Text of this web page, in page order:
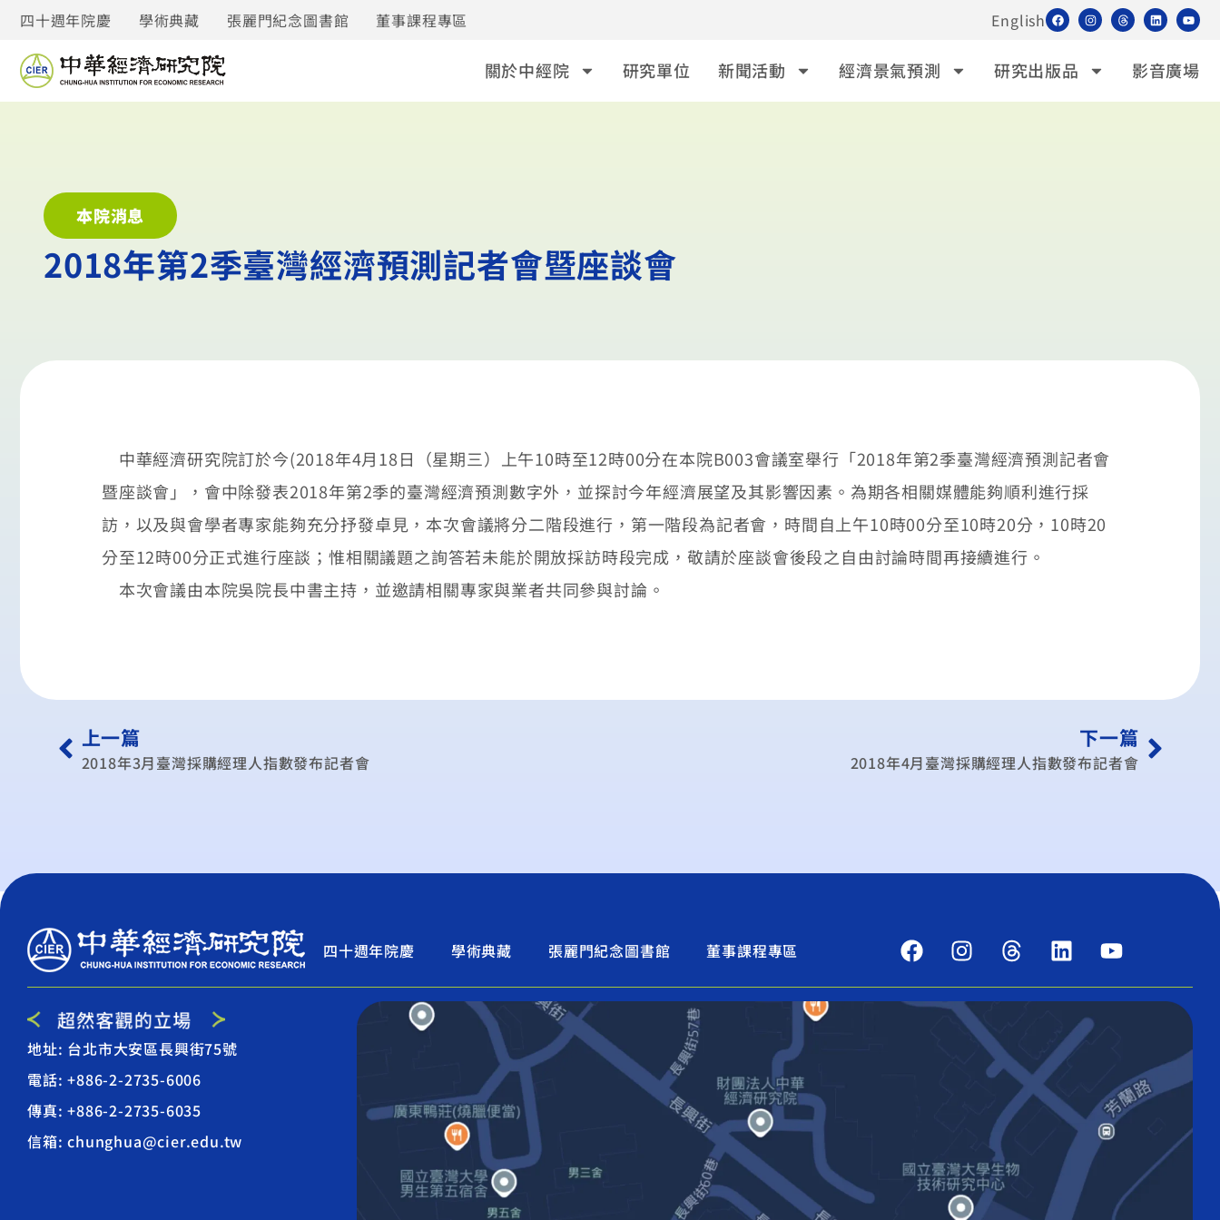
四十週年院慶 學術典藏 張麗門紀念圖書館 董事課程專區 English
關於中經院 研究單位 新聞活動 經濟景氣預測 研究出版品 影音廣場
本院消息
2018年第2季臺灣經濟預測記者會暨座談會
中華經濟研究院訂於今(2018年4月18日（星期三）上午10時至12時00分在本院B003會議室舉行「2018年第2季臺灣經濟預測記者會
暨座談會」，會中除發表2018年第2季的臺灣經濟預測數字外，並探討今年經濟展望及其影響因素。為期各相關媒體能夠順利進行採
訪，以及與會學者專家能夠充分抒發卓見，本次會議將分二階段進行，第一階段為記者會，時間自上午10時00分至10時20分，10時20
分至12時00分正式進行座談；惟相關議題之詢答若未能於開放採訪時段完成，敬請於座談會後段之自由討論時間再接續進行。
本次會議由本院吳院長中書主持，並邀請相關專家與業者共同參與討論。
上一篇
2018年3月臺灣採購經理人指數發布記者會
下一篇
2018年4月臺灣採購經理人指數發布記者會
四十週年院慶 學術典藏 張麗門紀念圖書館 董事課程專區
地址: 台北市大安區長興街75號
電話: +886-2-2735-6006
傳真: +886-2-2735-6035
信箱: chunghua@cier.edu.tw